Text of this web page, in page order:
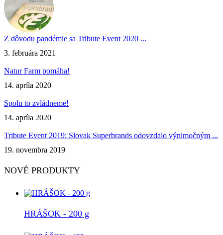
Z dôvodu pandémie sa Tribute Event 2020 ...
3. februára 2021
Natur Farm pomáha!
14. apríla 2020
Spolu to zvládneme!
14. apríla 2020
Tribute Event 2019: Slovak Superbrands odovzdalo výnimočným ...
19. novembra 2019
NOVÉ PRODUKTY
HRÁŠOK - 200 g